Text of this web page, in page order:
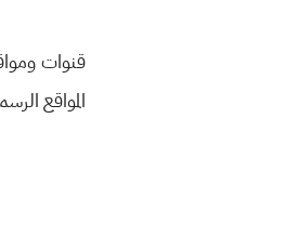
قنوات
المواقع